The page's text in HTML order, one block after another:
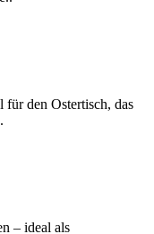
für den Ostertisch, das
– ideal als